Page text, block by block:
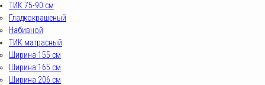
ТИК 75-90 см
Гладкокрашеный
Набивной
ТИК матрасный
Ширина 155 см
Ширина 165 см
Ширина 206 см